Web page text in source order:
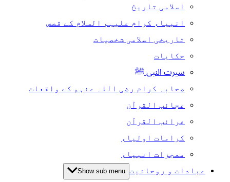
اسلامی تاریخ
انبیاء کرام علیہم السلام کے قصص
تاریخی اسلامی شخصیات
حکایات
سیرت النبی ﷺ
صحابہ کرام رضی اللہ عنہم کے واقعات
عجائب القرآن
غرائب القرآن
کرامات اولیاء
معجزات انبیاء
عبادات و روحانیت Show sub menu